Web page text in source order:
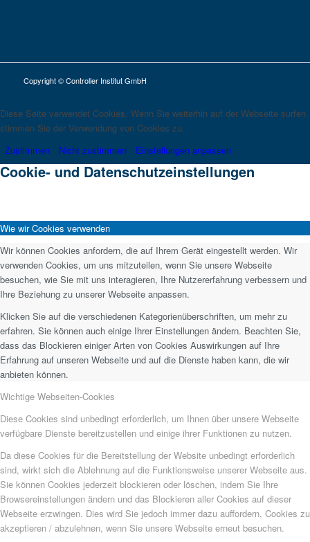
Copyright © Controller Institut GmbH
Diese Seite verwendet Cookies. Wenn Sie weiterhin auf der Webseite surfen,
stimmen Sie der Verwendung von Cookies zu.
Zustimmen
Nicht zustimmen Einstellungen anpassen
Cookie- und Datenschutzeinstellungen
Wie wir Cookies verwenden
Wir können Cookies anfordern, die auf Ihrem Gerät eingestellt werden. Wir
verwenden Cookies, um uns mitzuteilen, wenn Sie unsere Webseite
besuchen, wie Sie mit uns interagieren, Ihre Nutzererfahrung verbessern und
Ihre Beziehung zu unserer Webseite anpassen.
Klicken Sie auf die verschiedenen Kategorienüberschriften, um mehr zu
erfahren. Sie können auch einige Ihrer Einstellungen ändern. Beachten Sie,
dass das Blockieren einiger Arten von Cookies Auswirkungen auf Ihre
Erfahrung auf unseren Webseite und auf die Dienste haben kann, die wir
anbieten können.
Wichtige Webseiten-Cookies
Diese Cookies sind unbedingt erforderlich, um Ihnen über unsere Webseite
verfügbare Dienste bereitzustellen und einige ihrer Funktionen zu nutzen.
Da diese Cookies für die Bereitstellung der Website unbedingt erforderlich
sind, wirkt sich die Ablehnung auf die Funktionsweise unserer Webseite aus.
Sie können Cookies jederzeit blockieren oder löschen, indem Sie Ihre
Browsereinstellungen ändern und das Blockieren aller Cookies auf dieser
Webseite erzwingen. Dies wird Sie jedoch immer dazu auffordern, Cookies zu
akzeptieren / abzulehnen, wenn Sie unsere Webseite erneut besuchen.